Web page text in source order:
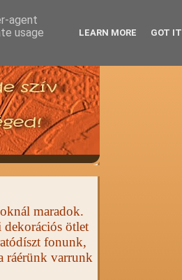
maradok.
ötlet
fonunk,
ráérünk varrunk
agent
usage
LEARN MORE GOT IT